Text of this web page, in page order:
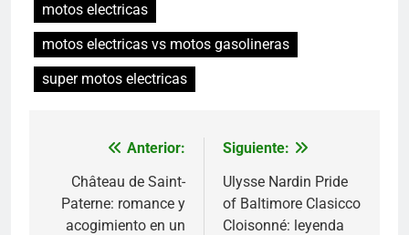
motos electricas
motos electricas vs motos gasolineras
super motos electricas
Navegación
entradas
Anterior:
Château de Saint-
Paterne: romance y
acogimiento en un
Siguiente:
Ulysse Nardin Pride
of Baltimore Clasicco
Cloisonné: leyenda